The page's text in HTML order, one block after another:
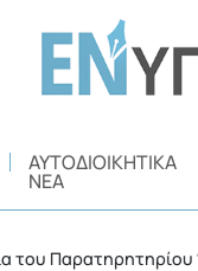
ΑΥΤΟΔΙΟΙΚΗΤΙΚΆ
ΝΈΑ
Έργων